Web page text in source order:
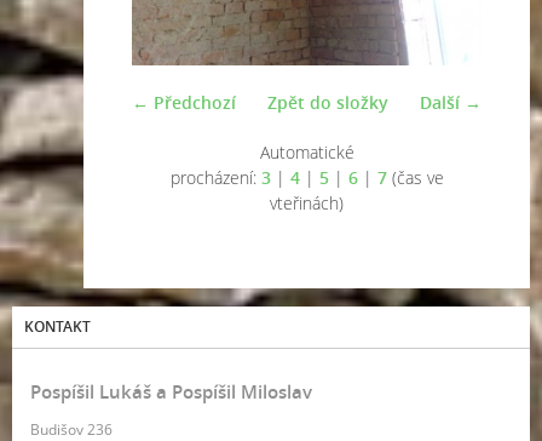
← Předchozí Další →
Zpět do složky
Automatické
procházení: 3| 4| 5| 6| 7(čas ve
vteřinách)
KONTAKT
Pospíšil Lukáš a Pospíšil Miloslav
Budišov 236